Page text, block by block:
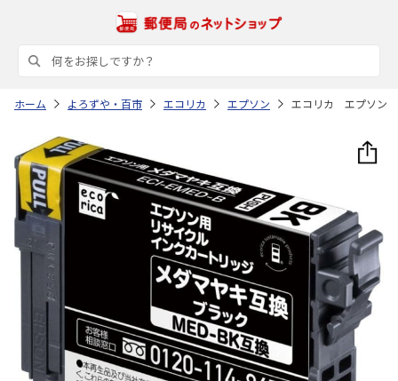
ホーム よろずや・百市 エコリカ エプソン エコリカ エプソン